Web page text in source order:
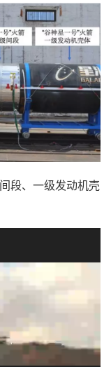
段、一级发动机壳